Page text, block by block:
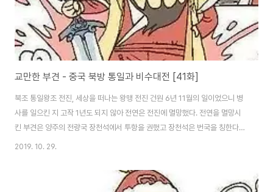
교만한 부견 - 중국 북방 통일과 비수대전 [41화]
북조 통일왕조 전진, 세상을 떠나는 왕맹 전진 건원 6년 11월의 일이었으니 병
사를 일으킨 지 고작 1년도 되지 않아 전연은 전진에 멸망했다. 전연을 멸망시
킨 부견은 양주의 전량국 장천석에서 투항을 권했고 장천석은 번국을 칭한다.
이후 부견은 요장을 보내 양주를 함락시키고 장천석은 장안으로 끌려와 시중,
항하여 효무제에게 중용되었다. 그러나 부견에게 좋지 않은 일이 벌어졌으니,
건원 11년(375), 왕맹이 51세의 나이로 사망했다. 그는 죽기 직전 유소를 올렸
2019. 10. 29.